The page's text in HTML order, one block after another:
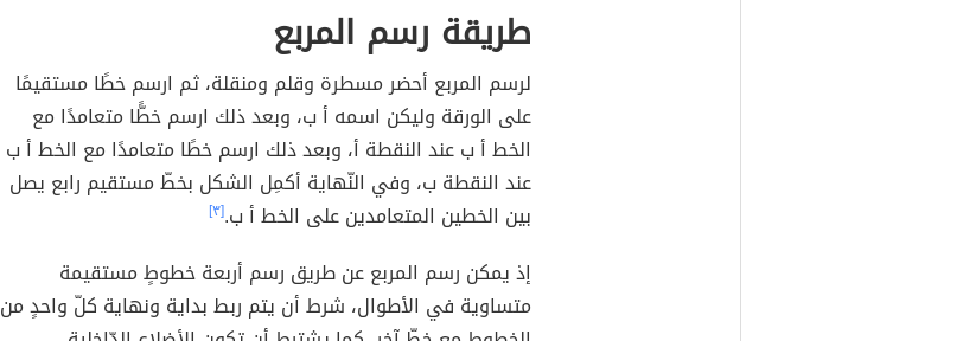
طريقة رسم المربع
لرسم المربع أحضر مسطرة وقلم ومنقلة، ثم ارسم خطًا مستقيمًا
على الورقة وليكن اسمه أ ب، وبعد ذلك ارسم خطًّا متعامدًا مع
الخط أ ب عند النقطة أ، وبعد ذلك ارسم خطًا متعامدًا مع الخط أ ب
عند النقطة ب، وفي النّهاية أكمِل الشكل بخطّ مستقيم رابع يصل
بين الخطين المتعامدين على الخط أ ب.[٣]
إذ يمكن رسم المربع عن طريق رسم أربعة خطوطٍ مستقيمة
متساوية في الأطوال، شرط أن يتم ربط بداية ونهاية كلّ واحدٍ من